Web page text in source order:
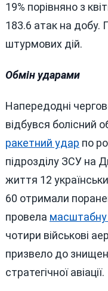
19% порівняно з
183.6 атак на добу.
штурмових дій.
Обмін ударами
Напередодні
відбувся болісний
ракетний удар по
підрозділу ЗСУ на
життя 12
60 отримали
провела масштабну
чотири військові
призвело до
стратегічної авіації.